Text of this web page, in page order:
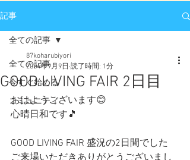
記事
全ての記事
今すぐ始める
コミュニティ
全ての記事
GOOD LIVING FAIR 2日目
87koharubiyori
2024年9月9日 読了時間: 1分
おはようございます😊
心晴日和です🎵
GOOD LIVING FAIR 盛況の2日間でした
ご来場いただきありがとうございまし